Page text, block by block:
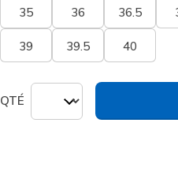
35 36 36.5
39 39.5 40
QTÉ